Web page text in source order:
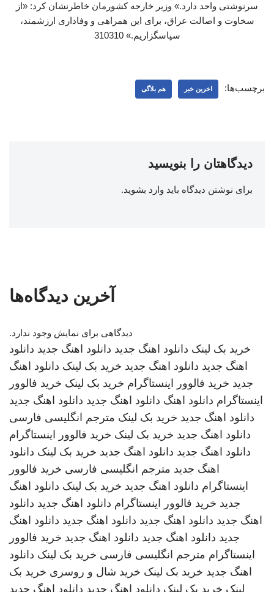
سرنوشتی واحد دارد.» وزیر خارجه کشورمان خاطرنشان کرد: «از
سخاوت و اصالت عراق، برای این همراهی و وفاداری ارزشمند،
سپاسگزاریم.» 310310
برچسب‌ها: اخرین خبر هم بلاگی
دیدگاهتان را بنویسید
برای نوشتن دیدگاه باید وارد بشوید.
آخرین دیدگاه‌ها
دیدگاهی برای نمایش وجود ندارد.
خرید بک لینک دانلود اهنگ جدید دانلود اهنگ جدید دانلود
اهنگ جدید دانلود اهنگ جدید خرید بک لینک دانلود اهنگ
جدید خرید فالوور اینستاگرام خرید بک لینک خرید فالوور
اینستاگرام دانلود اهنگ دانلود اهنگ جدید دانلود اهنگ جدید
دانلود اهنگ جدید خرید بک لینک مترجم انگلیسی فارسی
دانلود اهنگ جدید خرید بک لینک خرید فالوور اینستاگرام
دانلود اهنگ جدید دانلود اهنگ جدید خرید بک لینک دانلود
اهنگ جدید مترجم انگلیسی فارسی خرید فالوور
اینستاگرام دانلود اهنگ جدید خرید بک لینک دانلود اهنگ
جدید خرید فالوور اینستاگرام دانلود اهنگ جدید دانلود
اهنگ جدید دانلود اهنگ جدید دانلود اهنگ جدید دانلود اهنگ
جدید دانلود اهنگ جدید دانلود اهنگ جدید خرید فالوور
اینستاگرام مترجم انگلیسی فارسی خرید بک لینک دانلود
اهنگ جدید خرید بک لینک خرید شال و روسری خرید بک
لینک خرید بک لینک دانلود اهنگ جدید دانلود اهنگ جدید